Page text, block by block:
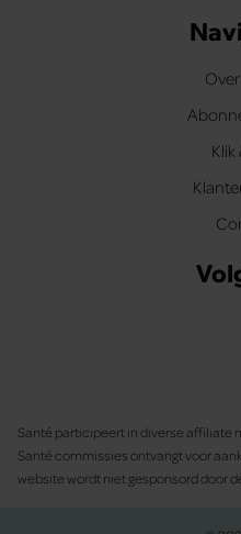
Klik
Santé participeert in diverse affiliate
Santé commissies ontvangt voor
website wordt niet gesponsord door